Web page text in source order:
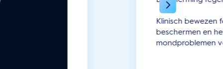
Klinisch bewezen
beschermen en
mondproblemen